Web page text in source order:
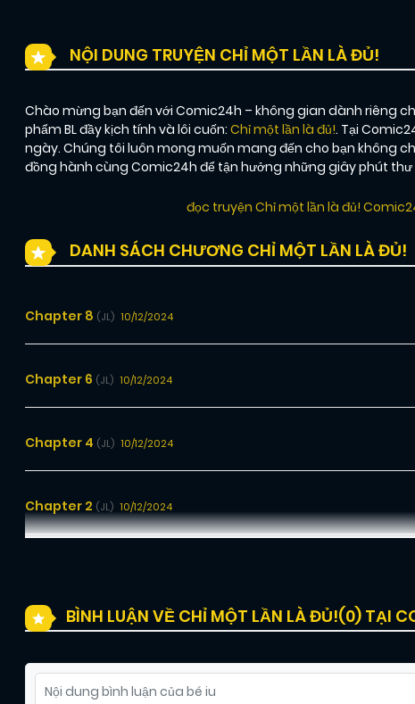
NỘI DUNG TRUYỆN CHỈ MỘT LẦN LÀ ĐỦ!
Chào mừng bạn đến với Comic24h – không gian dành riêng
phẩm BL đầy kịch tính và lôi cuốn: Chỉ một lần là đủ!. Tại
ngày. Chúng tôi luôn mong muốn mang đến cho bạn không
đồng hành cùng Comic24h để tận hưởng những giây phút
đọc truyện Chỉ một lần là đủ!
DANH SÁCH CHƯƠNG CHỈ MỘT LẦN LÀ ĐỦ!
Chapter 8 (JL) 10/12/2024
Chapter 6 (JL) 10/12/2024
Chapter 4 (JL) 10/12/2024
Chapter 2 (JL) 10/12/2024
BÌNH LUẬN VỀ CHỈ MỘT LẦN LÀ ĐỦ!(0) TẠI